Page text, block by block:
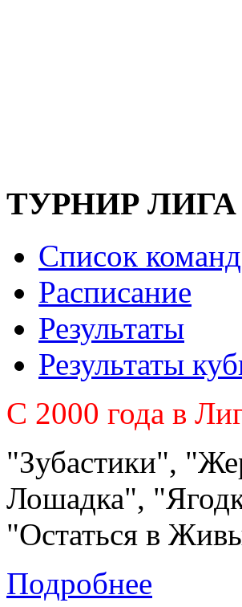
ТУРНИР ЛИГА
Список команд
Расписание
Результаты
Результаты
C 2000 года в
"Зубастики",
Лошадка",
"Остаться в
Подробнее